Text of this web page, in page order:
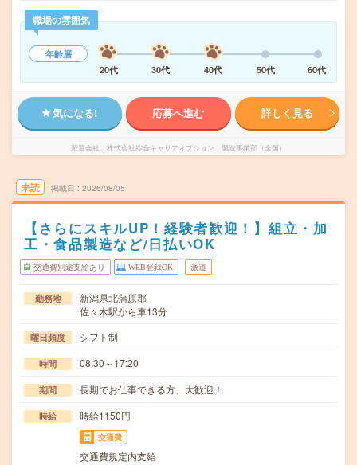
職場の雰囲気
年齢層
20代
30代 40代 50代 60代
気になる! 応募へ進む 詳しく見る
派遣会社 株式会社綜合キャリアオプション 製造事業部（全国）
未読 掲載日 2026/08/05
【さらにスキルUP！経験者歓迎！】組立・加
工・食品製造など/日払いOK
交通費別途支給あり WEB登録OK 派遣
勤務地
新潟県北蒲原郡
佐々木駅から車13分
曜日頻度 シフト制
時間 08:30～17:20
期間 長期でお仕事できる方、大歓迎！
時給 時給1150円
交通費
交通費規定内支給